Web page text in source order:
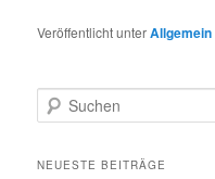
Veröffentlicht unterAllgemein
u
h
NEUESTE BEITRÄGE